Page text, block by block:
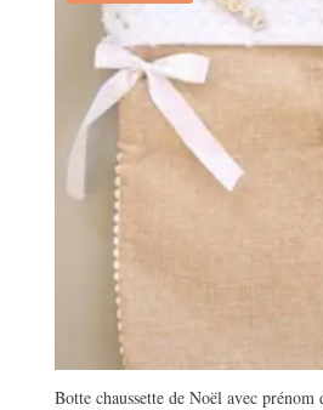
Botte chaussette de Noël avec prénom